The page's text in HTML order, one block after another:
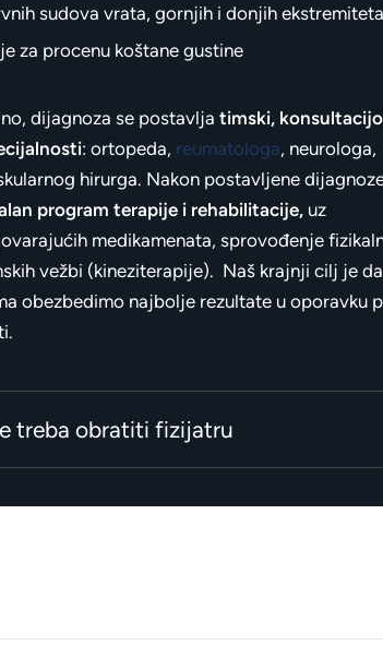
sudova vrata, gornjih i donjih ekstremiteta
za procenu koštane gustine
dijagnoza se postavlja timski,
: ortopeda, reumatologa, neurologa,
hirurga. Nakon postavljene
program terapije i rehabilitacije, uz
medikamenata, sprovođenje
vežbi (kineziterapije). Naš krajnji cilj je da
obezbedimo najbolje rezultate u oporavku
treba obratiti fizijatru